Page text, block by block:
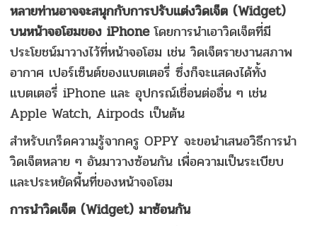
หลายท่านอาจจะสนุกกับการปรับแต่งวิดเจ็ต (Widget)
บนหน้าจอโฮมของ iPhoneโดยการนำเอาวิดเจ็ตที่มี
ประโยชน์มาวางไว้ที่หน้าจอโฮม เช่น วิดเจ็ตรายงานสภาพ
อากาศ เปอร์เซ็นต์ของแบตเตอรี่ ซึ่งก็จะแสดงได้ทั้ง
แบตเตอรี่ iPhone และ อุปกรณ์เชื่อนต่ออื่น ๆ เช่น
Apple Watch, Airpods เป็นต้น
สำหรับเกร็ดความรู้จากครู OPPY จะขอนำเสนอวิธีการนำ
วิดเจ็ตหลาย ๆ อันมาวางซ้อนกัน เพื่อความเป็นระเบียบ
และประหยัดพื้นที่ของหน้าจอโฮม
การนำวิดเจ็ต (Widget) มาซ้อนกัน